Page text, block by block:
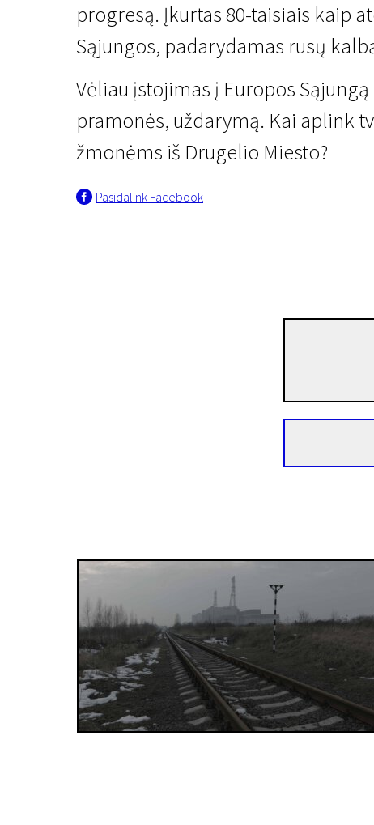
progresą. Įkurtas 80-taisiais kaip
Sąjungos, padarydamas rusų
Vėliau įstojimas į Europos
pramonės, uždarymą. Kai aplink
žmonėms iš Drugelio Miesto?
Pasidalink Facebook